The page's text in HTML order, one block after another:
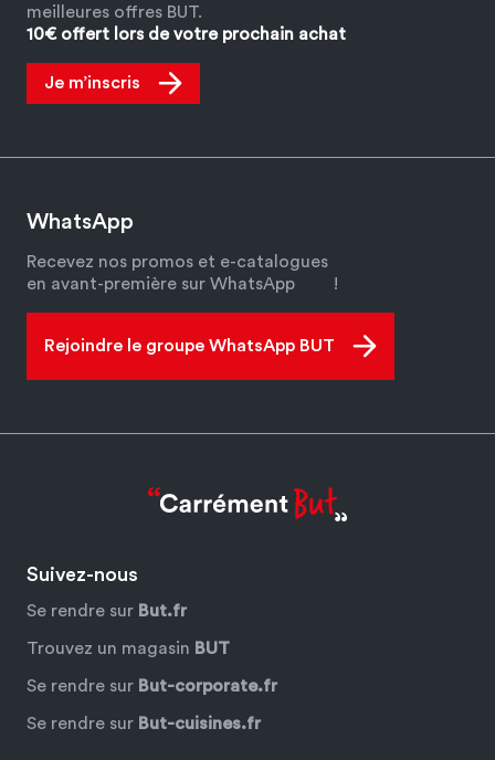
meilleures offres BUT.
10€ offert lors de votre prochain achat
Je m’inscris
WhatsApp
Recevez nos promos et e-catalogues
en avant-première sur WhatsApp
!
Rejoindre le groupe WhatsApp BUT
Suivez-nous
Se rendre sur But.fr
Trouvez un magasin BUT
Se rendre sur But-corporate.fr
Se rendre sur But-cuisines.fr